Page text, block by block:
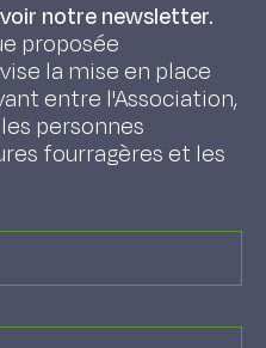
notre newsletter.
proposée
la mise en place
entre l'Association,
personnes
fourragères et les